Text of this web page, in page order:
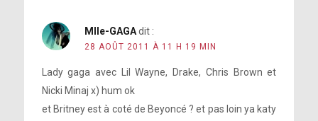
Mlle-GAGA dit :
28 AOÛT 2011 À 11 H 19 MIN
Lady gaga avec Lil Wayne, Drake, Chris Brown et
Nicki Minaj x) hum ok
et Britney est à coté de Beyoncé ? et pas loin ya katy